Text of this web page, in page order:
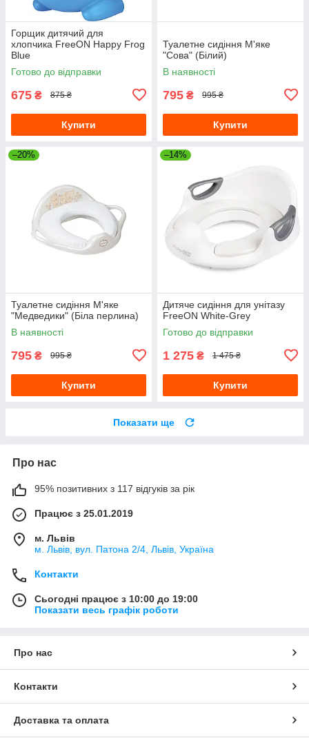
Горщик дитячий для
хлопчика FreeON Happy Frog
Blue
Готово до відправки
675 ₴ 875 ₴
Купити
Туалетне сидіння М'яке
"Сова" (Білий)
В наявності
795 ₴ 995 ₴
Купити
–20%
Туалетне сидіння М'яке
"Медведики" (Біла перлина)
В наявності
795 ₴ 995 ₴
Купити
–14%
Дитяче сидіння для унітазу
FreeON White-Grey
Готово до відправки
1 275 ₴ 1 475 ₴
Купити
Показати ще
Про нас
95% позитивних з 117 відгуків за рік
Працює з 25.01.2019
м. Львів
м. Львів, вул. Патона 2/4, Львів, Україна
Контакти
Сьогодні працює з 10:00 до 19:00
Показати весь графік роботи
Про нас
Контакти
Доставка та оплата